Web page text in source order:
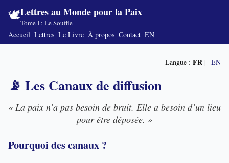
🕊️Lettres au Monde pour la Paix
Tome I : Le Souffle
Accueil Lettres Le Livre À propos Contact EN
Langue : FR | EN
📡 Les Canaux de diffusion
« La paix n’a pas besoin de bruit. Elle a besoin d’un lieu
pour être déposée. »
Pourquoi des canaux ?